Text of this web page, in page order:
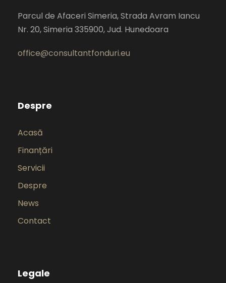
Parcul de Afaceri Simeria, Strada Avram Iancu
Nr. 20, Simeria 335900, Jud. Hunedoara
office@consultantfonduri.eu
Despre
Acasă
Finanțări
Servicii
Despre
News
Contact
Legale